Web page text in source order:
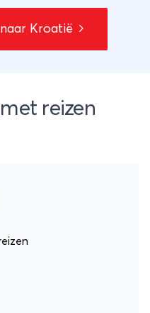
Kroatië
reizen